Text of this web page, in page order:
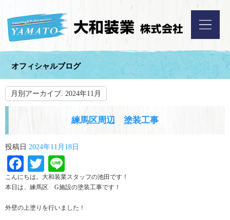
オフィシャルブログ
月別アーカイブ: 2024年11月
練馬区周辺 塗装工事
投稿日 2024年11月18日
Facebook
Twitter
こんにちは。大和装業スタッフの池田です！
本日は、練馬区 G施設の塗装工事です！
外壁の上塗りを行いました！